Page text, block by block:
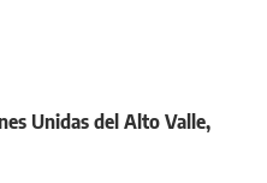
Unidas del Alto Valle,